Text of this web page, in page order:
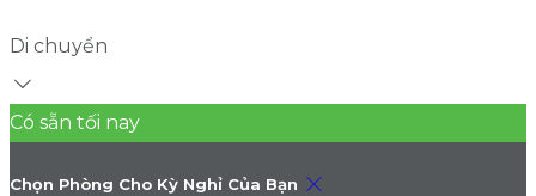
Di chuyển
Có sẵn tối nay
Chọn Phòng Cho Kỳ Nghỉ Của Bạn